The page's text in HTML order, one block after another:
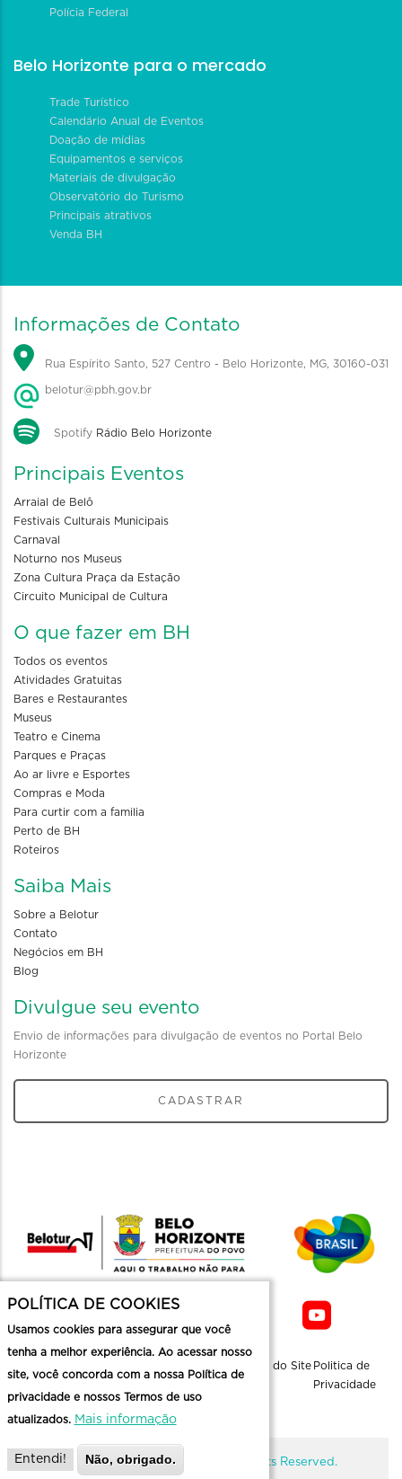
Polícia Federal
Belo Horizonte para o mercado
Trade Turístico
Calendário Anual de Eventos
Doação de mídias
Equipamentos e serviços
Materiais de divulgação
Observatório do Turismo
Principais atrativos
Venda BH
Informações de Contato
Rua Espírito Santo, 527 Centro - Belo Horizonte, MG, 30160-031
belotur@pbh.gov.br
Spotify Rádio Belo Horizonte
Principais Eventos
Arraial de Belô
Festivais Culturais Municipais
Carnaval
Noturno nos Museus
Zona Cultura Praça da Estação
Circuito Municipal de Cultura
O que fazer em BH
Todos os eventos
Atividades Gratuitas
Bares e Restaurantes
Museus
Teatro e Cinema
Parques e Praças
Ao ar livre e Esportes
Compras e Moda
Para curtir com a familia
Perto de BH
Roteiros
Saiba Mais
Sobre a Belotur
Contato
Negócios em BH
Blog
Divulgue seu evento
Envio de informações para divulgação de eventos no Portal Belo
Horizonte
CADASTRAR
Mapa do Site Politica de
Privacidade
@ Copyright Belotur 2026. All Rights Reserved.
POLÍTICA DE COOKIES
Usamos cookies para assegurar que você
tenha a melhor experiência. Ao acessar nosso
site, você concorda com a nossa Política de
privacidade e nossos Termos de uso
atualizados. Mais informação
Entendi! Não, obrigado.